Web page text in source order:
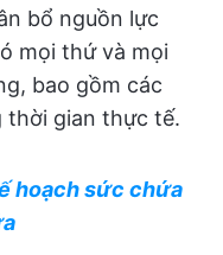
bổ nguồn lực
mọi thứ và mọi
bao gồm các
thời gian thực tế.
hoạch sức chứa